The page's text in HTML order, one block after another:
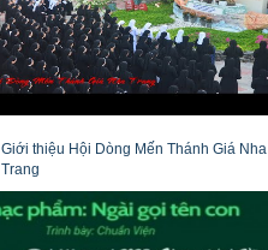
Giới thiệu Hội Dòng Mến Thánh Giá Nha
Trang